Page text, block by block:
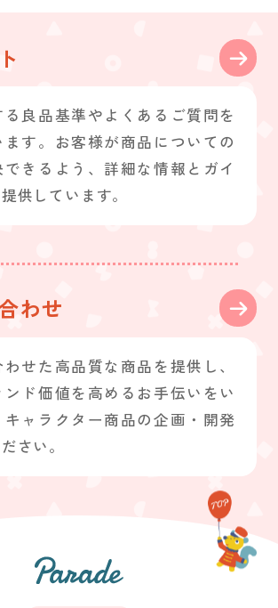
る良品基準やよくあるご質問を
す。お客様が商品についての
できるよう、詳細な情報とガイ
供しています。
わせ
せた高品質な商品を提供し、
ド価値を高めるお手伝いをい
キャラクター商品の企画・開発
さい。